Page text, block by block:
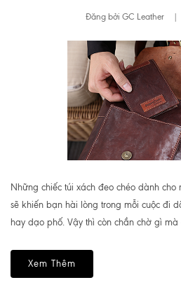
Đăng bởi GC Leather
Những chiếc túi xách đeo chéo dành cho
sẽ khiến bạn hài lòng trong mỗi cuộc đi
hay dạo phố. Vậy thì còn chần chờ gì mà
Xem Thêm